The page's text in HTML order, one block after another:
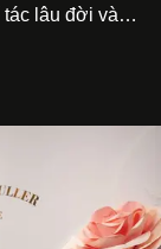
lâu đời và
người lựa chọn
Maison.